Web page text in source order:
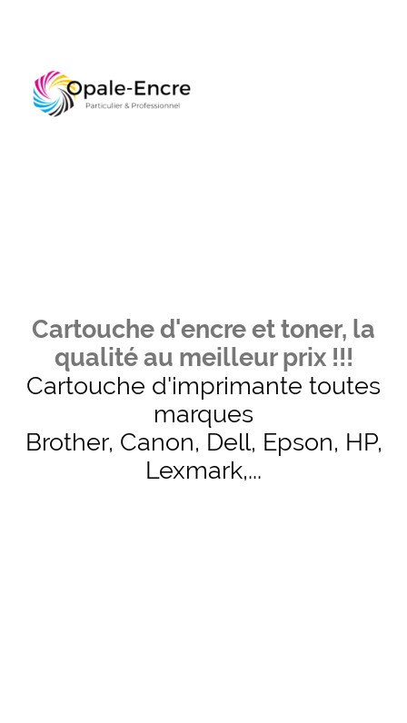
Cartouche d'encre et toner, la
qualité au meilleur prix !!!
Cartouche d'imprimante toutes
marques
Brother, Canon, Dell, Epson, HP,
Lexmark,...